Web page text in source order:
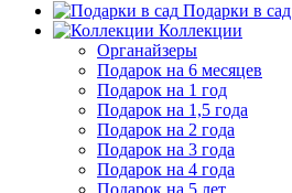
Подарки в сад
Коллекции
Органайзеры
Подарок на 6 месяцев
Подарок на 1 год
Подарок на 1,5 года
Подарок на 2 года
Подарок на 3 года
Подарок на 4 года
Подарок на 5 лет